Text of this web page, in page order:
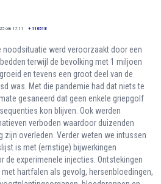
om 17:11 + 116518
noodsituatie werd veroorzaakt door een
terwijl de bevolking met 1 miljoen
en tevens een groot deel van de
was. Met die pandemie had dat niets te
gesaneerd dat geen enkele griepgolf
kon blijven. Ook werden
verboden waardoor duizenden
zijn overleden. Verder weten we intussen
is met (ernstige) bijwerkingen
de experimenele injecties. Ontstekingen
met hartfalen als gevolg, hersenbloedingen,